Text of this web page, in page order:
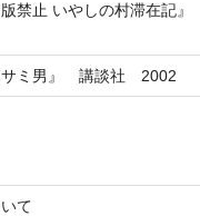
禁止 いやしの村滞在記
ミ男』 講談社 2002
て